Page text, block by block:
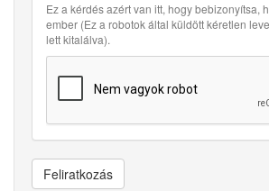
Ez a kérdés azért van itt, hogy bebizonyítsa,
ember (Ez a robotok által küldött kéretlen
lett kitalálva).
Feliratkozás